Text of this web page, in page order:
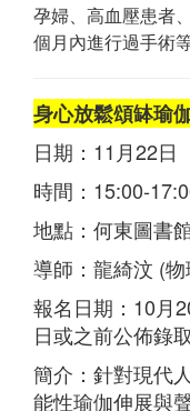
孕婦、高血壓患者
個月內進行過手術
身心放鬆頌缽瑜
日期：11月22日
時間：15:00-
地點：何東圖書
導師：龍綺汶 (
報名日期：10月
日或之前公佈錄
簡介：針對現代
能性瑜伽伸展與